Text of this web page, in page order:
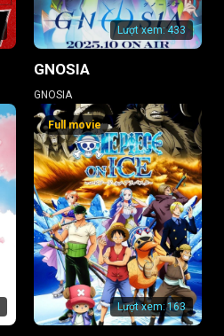
Lượt xem: 433
GNOSIA
GNOSIA
Lượt xem: 163
Full movie